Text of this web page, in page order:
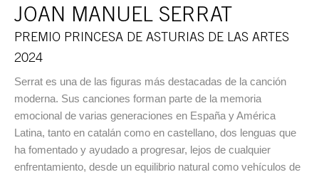
JOAN MANUEL SERRAT
PREMIO PRINCESA DE ASTURIAS DE LAS ARTES
2024
Serrat es una de las figuras más destacadas de la canción
moderna. Sus canciones forman parte de la memoria
emocional de varias generaciones en España y América
Latina, tanto en catalán como en castellano, dos lenguas que
ha fomentado y ayudado a progresar, lejos de cualquier
enfrentamiento, desde un equilibrio natural como vehículos de